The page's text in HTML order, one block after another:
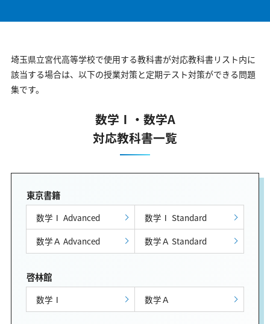
埼玉県立宮代高等学校で使用する教科書が対応教科書リスト内に
該当する場合は、以下の授業対策と定期テスト対策ができる問題
集です。
数学Ⅰ・数学A
対応教科書一覧
東京書籍
数学Ⅰ Advanced
数学Ⅰ Standard
数学Ａ Advanced
数学Ａ Standard
啓林館
数学Ⅰ 数学Ａ